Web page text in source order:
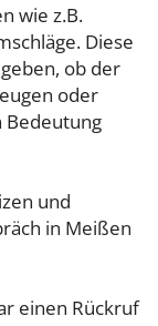
wie z.B.
Diese
ob der
oder
Bedeutung
und
in Meißen
einen Rückruf